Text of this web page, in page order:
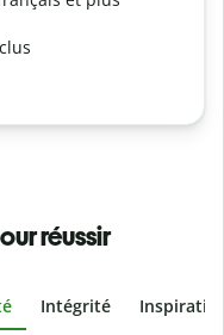
réussir
Intégrité